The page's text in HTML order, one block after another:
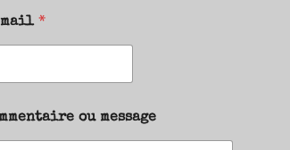
*
ou message